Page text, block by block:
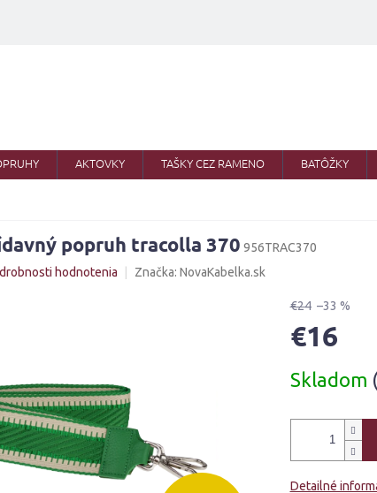
AKTOVKY TAŠKY CEZ RAMENO BATÔŽKY
popruh tracolla 370 956TRAC370
hodnotenia Značka: NovaKabelka.sk
€24 –33 %
€16
cena:
Skladom
Detailné